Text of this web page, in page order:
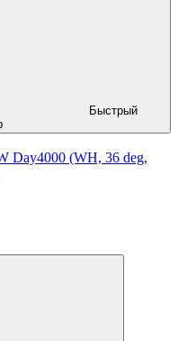
Быстрый
Day4000 (WH, 36 deg,